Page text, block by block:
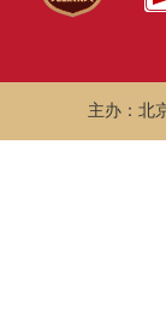
主办：北